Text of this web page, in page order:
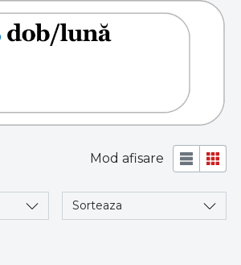
Mod afisare
Sorteaza